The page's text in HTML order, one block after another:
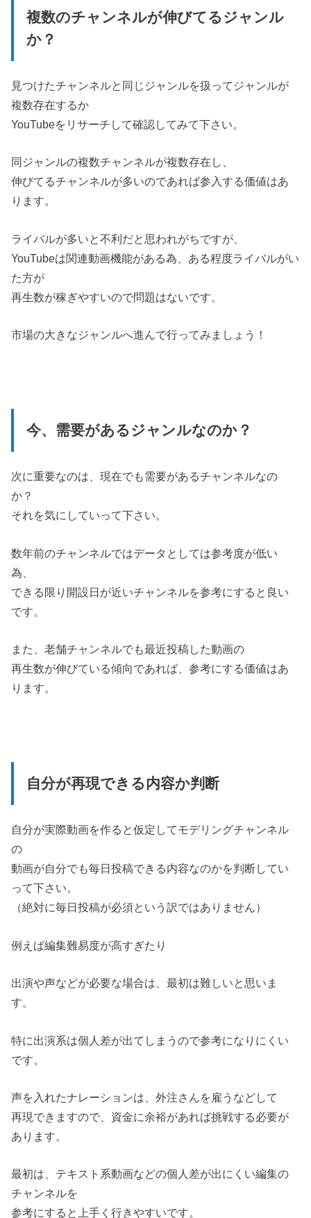
複数のチャンネルが伸びてるジャンル
か？
見つけたチャンネルと同じジャンルを扱ってジャンルが
複数存在するか
YouTubeをリサーチして確認してみて下さい。
同ジャンルの複数チャンネルが複数存在し、
伸びてるチャンネルが多いのであれば参入する価値はあ
ります。
ライバルが多いと不利だと思われがちですが、
YouTubeは関連動画機能がある為、ある程度ライバルがい
た方が
再生数が稼ぎやすいので問題はないです。
市場の大きなジャンルへ進んで行ってみましょう！
今、需要があるジャンルなのか？
次に重要なのは、現在でも需要があるチャンネルなの
か？
それを気にしていって下さい。
数年前のチャンネルではデータとしては参考度が低い
為、
できる限り開設日が近いチャンネルを参考にすると良い
です。
また、老舗チャンネルでも最近投稿した動画の
再生数が伸びている傾向であれば、参考にする価値はあ
ります。
自分が再現できる内容か判断
自分が実際動画を作ると仮定してモデリングチャンネル
の
動画が自分でも毎日投稿できる内容なのかを判断してい
って下さい。
（絶対に毎日投稿が必須という訳ではありません）
例えば編集難易度が高すぎたり
出演や声などが必要な場合は、最初は難しいと思いま
す。
特に出演系は個人差が出てしまうので参考になりにくい
です。
声を入れたナレーションは、外注さんを雇うなどして
再現できますので、資金に余裕があれば挑戦する必要が
あります。
最初は、テキスト系動画などの個人差が出にくい編集の
チャンネルを
参考にすると上手く行きやすいです。